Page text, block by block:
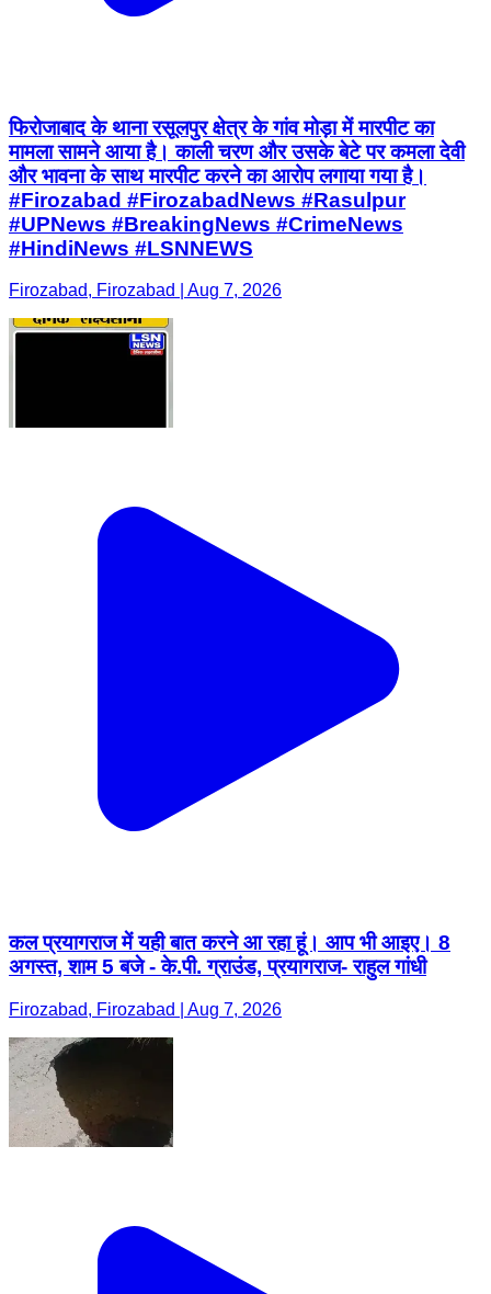
फिरोजाबाद के थाना रसूलपुर क्षेत्र के गांव मोड़ा में मारपीट का
मामला सामने आया है। काली चरण और उसके बेटे पर कमला देवी
और भावना के साथ मारपीट करने का आरोप लगाया गया है।
#Firozabad #FirozabadNews #Rasulpur
#UPNews #BreakingNews #CrimeNews
#HindiNews #LSNNEWS
Firozabad, Firozabad | Aug 7, 2026
कल प्रयागराज में यही बात करने आ रहा हूं। आप भी आइए। 8
अगस्त, शाम 5 बजे - के.पी. ग्राउंड, प्रयागराज- राहुल गांधी
Firozabad, Firozabad | Aug 7, 2026